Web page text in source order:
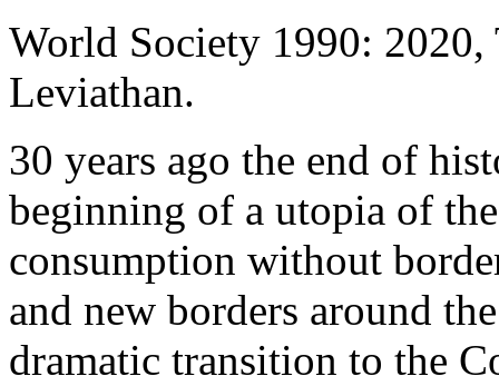
World Society 1990: 2020,
Leviathan.
30 years ago the end of
beginning of a utopia of
consumption without
and new borders around
dramatic transition to the